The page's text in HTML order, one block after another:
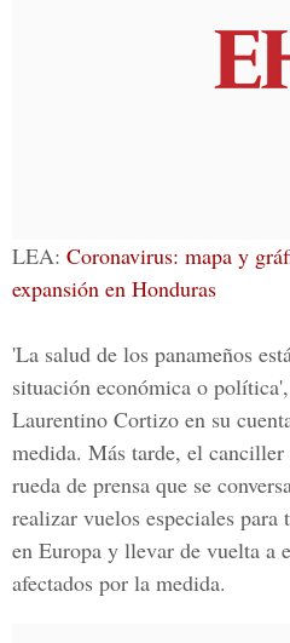
LEA: Coronavirus: mapa y
expansión en Honduras
'La salud de los panameños
situación económica o
Laurentino Cortizo en su
medida. Más tarde, el
rueda de prensa que se
realizar vuelos especiales para
en Europa y llevar de vuelta a
afectados por la medida.